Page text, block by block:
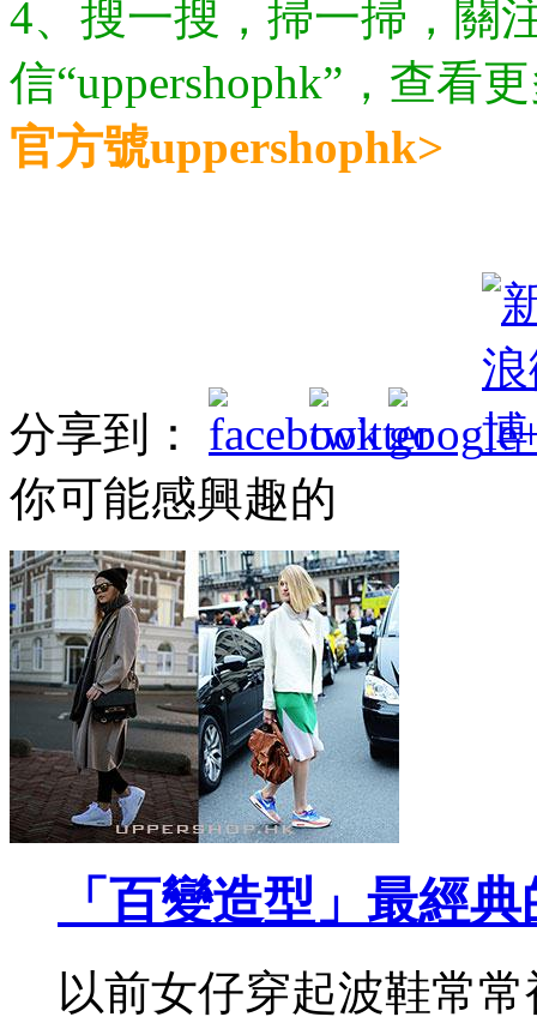
4、搜一搜，掃一掃，關
信“uppershophk”，查看
官方號uppershophk>
分享到：
你可能感興趣的
「百變造型」最經
以前女仔穿起波鞋常